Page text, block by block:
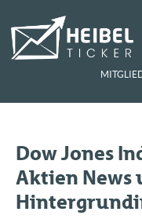
Dow Jones
Aktien News